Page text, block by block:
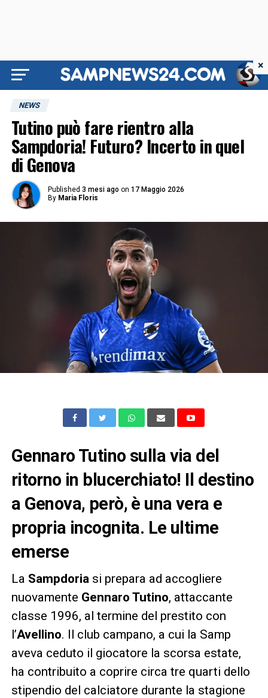
NEWS
Tutino può fare rientro alla
Sampdoria! Futuro? Incerto in quel
di Genova
Published 3 mesi ago on 17 Maggio 2026
By Maria Floris
Gennaro Tutino sulla via del
ritorno in blucerchiato! Il destino
a Genova, però, è una vera e
propria incognita. Le ultime
emerse
La Sampdoriasi prepara ad accogliere
nuovamente Gennaro Tutino, attaccante
classe 1996, al termine del prestito con
l’Avellino. Il club campano, a cui la Samp
aveva ceduto il giocatore la scorsa estate,
ha contribuito a coprire circa tre quarti dello
stipendio del calciatore durante la stagione
×